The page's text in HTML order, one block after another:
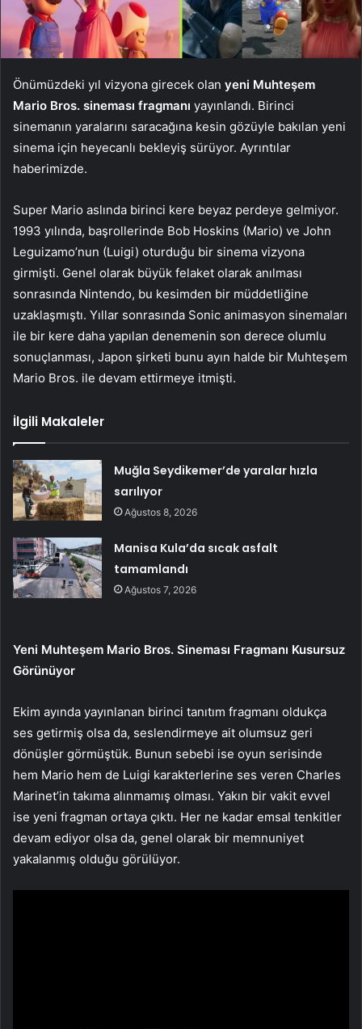
Önümüzdeki yıl vizyona girecek olan yeni Muhteşem
Mario Bros. sineması fragmanı yayınlandı. Birinci
sinemanın yaralarını saracağına kesin gözüyle bakılan yeni
sinema için heyecanlı bekleyiş sürüyor. Ayrıntılar
haberimizde.
Super Mario aslında birinci kere beyaz perdeye gelmiyor.
1993 yılında, başrollerinde Bob Hoskins (Mario) ve John
Leguizamo’nun (Luigi) oturduğu bir sinema vizyona
girmişti. Genel olarak büyük felaket olarak anılması
sonrasında Nintendo, bu kesimden bir müddetliğine
uzaklaşmıştı. Yıllar sonrasında Sonic animasyon sinemaları
ile bir kere daha yapılan denemenin son derece olumlu
sonuçlanması, Japon şirketi bunu ayın halde bir Muhteşem
Mario Bros. ile devam ettirmeye itmişti.
İlgili Makaleler
Muğla Seydikemer’de yaralar hızla
sarılıyor
Ağustos 8, 2026
Manisa Kula’da sıcak asfalt
tamamlandı
Ağustos 7, 2026
Yeni Muhteşem Mario Bros. Sineması Fragmanı Kusursuz
Görünüyor
Ekim ayında yayınlanan birinci tanıtım fragmanı oldukça
ses getirmiş olsa da, seslendirmeye ait olumsuz geri
dönüşler görmüştük. Bunun sebebi ise oyun serisinde
hem Mario hem de Luigi karakterlerine ses veren Charles
Marinet’in takıma alınmamış olması. Yakın bir vakit evvel
ise yeni fragman ortaya çıktı. Her ne kadar emsal tenkitler
devam ediyor olsa da, genel olarak bir memnuniyet
yakalanmış olduğu görülüyor.